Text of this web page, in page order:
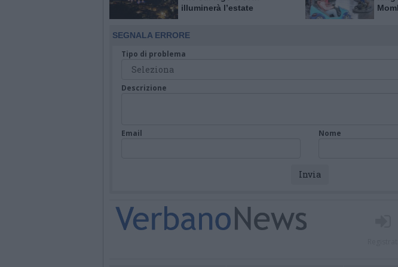
illuminerà l’estate
SEGNALA ERRORE
Tipo di problema
Descrizione
Email Nome